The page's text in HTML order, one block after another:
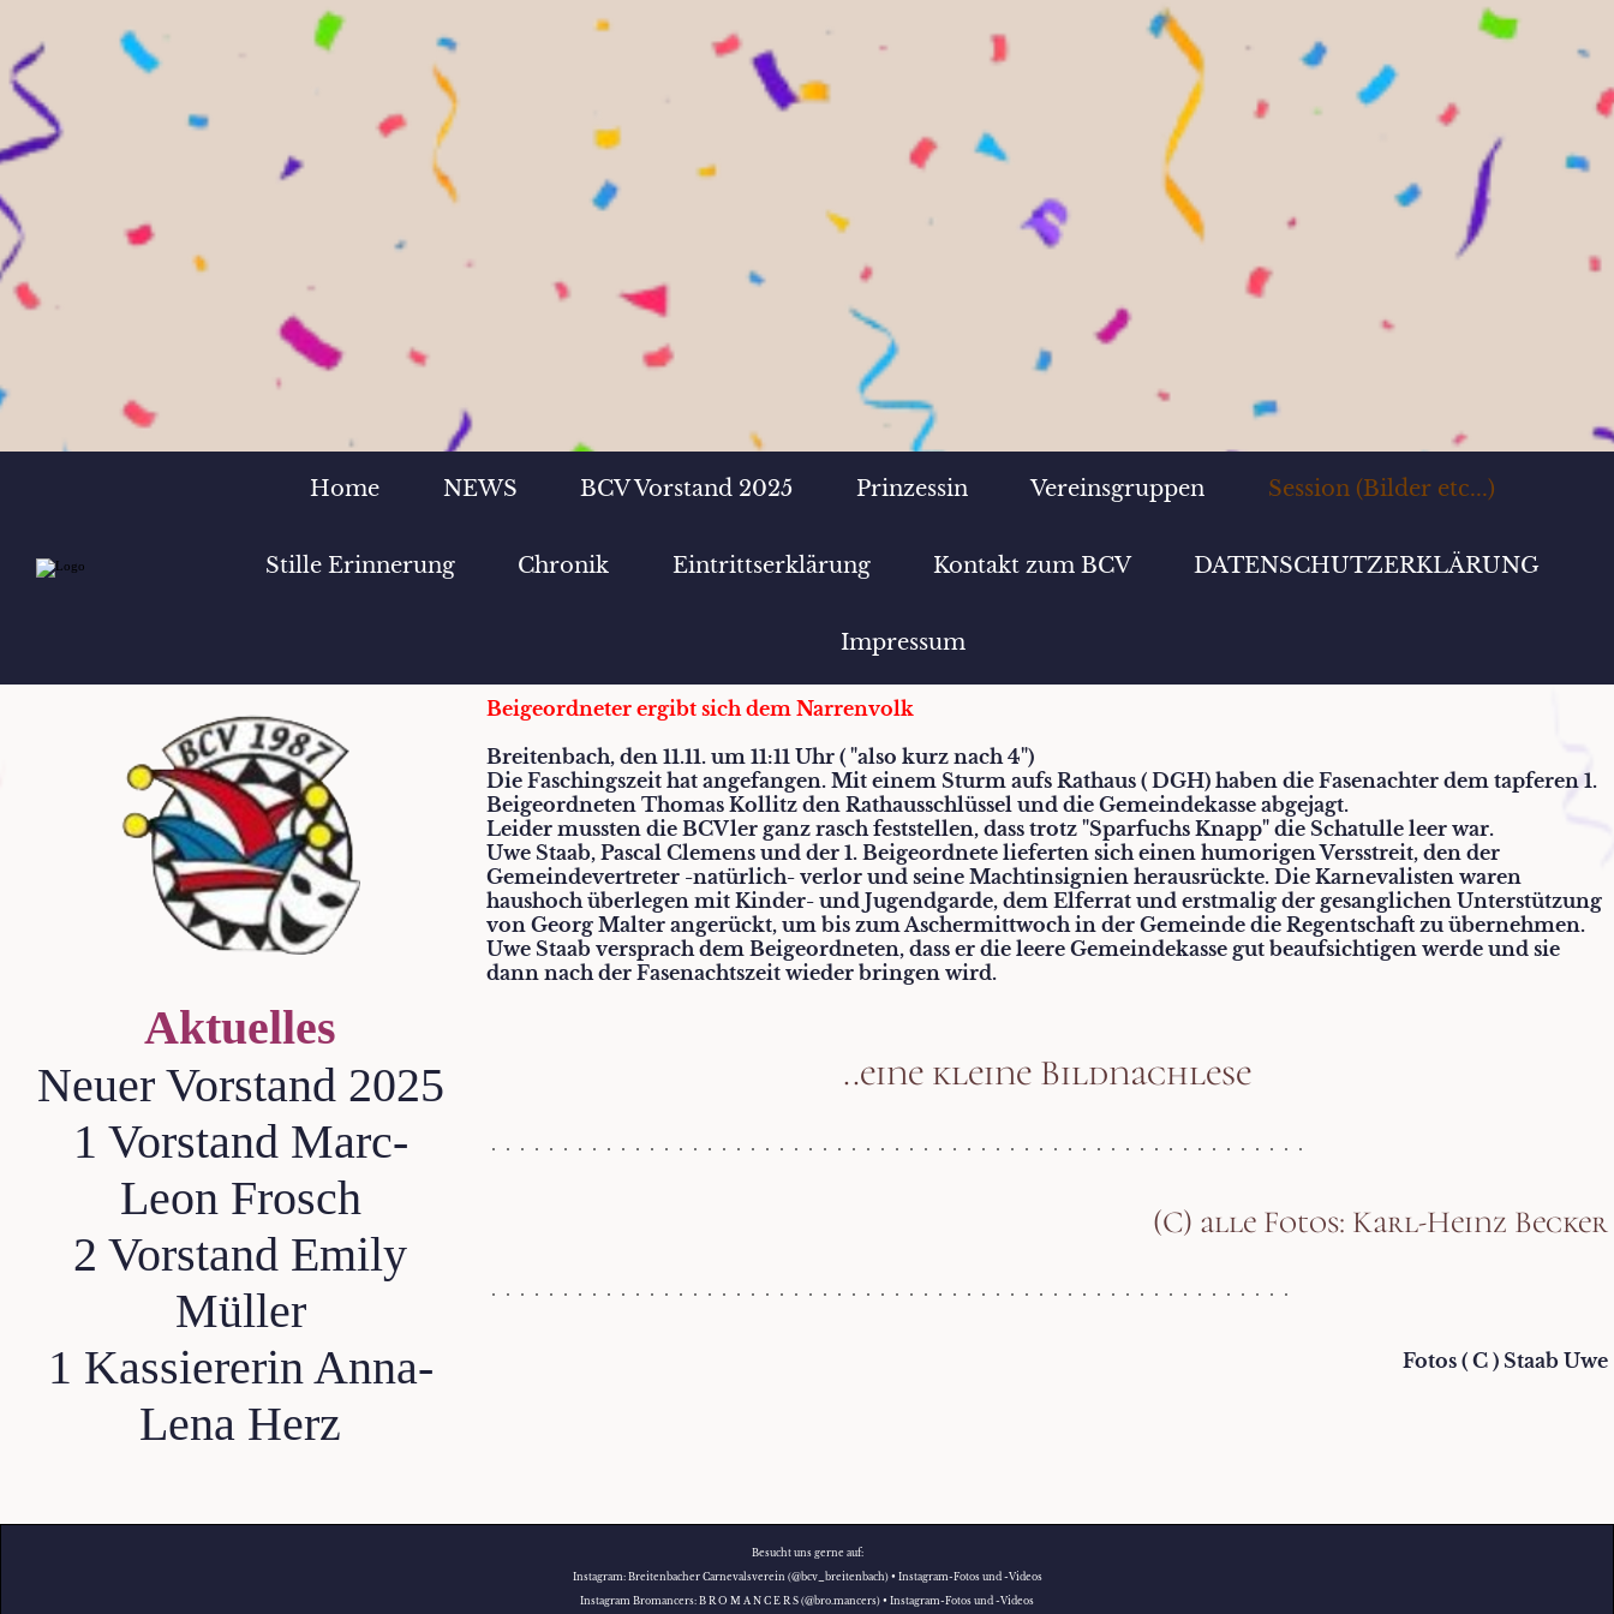
Home NEWS BCV Vorstand 2025 Prinzessin Vereinsgruppen Session (Bilder etc...)
Stille Erinnerung Chronik Eintrittserklärung Kontakt zum BCV DATENSCHUTZERKLÄRUNG
Impressum
Aktuelles
Neuer Vorstand 2025
1 Vorstand Marc-
Leon Frosch
2 Vorstand Emily
Müller
1 Kassiererin Anna-
Lena Herz
Beigeordneter ergibt sich dem Narrenvolk
Breitenbach, den 11.11. um 11:11 Uhr ( "also kurz nach 4")
Die Faschingszeit hat angefangen. Mit einem Sturm aufs Rathaus ( DGH) haben die Fasenachter dem tapferen 1.
Beigeordneten Thomas Kollitz den Rathausschlüssel und die Gemeindekasse abgejagt.
Leider mussten die BCVler ganz rasch feststellen, dass trotz "Sparfuchs Knapp" die Schatulle leer war.
Uwe Staab, Pascal Clemens und der 1. Beigeordnete lieferten sich einen humorigen Versstreit, den der
Gemeindevertreter -natürlich- verlor und seine Machtinsignien herausrückte. Die Karnevalisten waren
haushoch überlegen mit Kinder- und Jugendgarde, dem Elferrat und erstmalig der gesanglichen Unterstützung
von Georg Malter angerückt, um bis zum Aschermittwoch in der Gemeinde die Regentschaft zu übernehmen.
Uwe Staab versprach dem Beigeordneten, dass er die leere Gemeindekasse gut beaufsichtigen werde und sie
dann nach der Fasenachtszeit wieder bringen wird.
..eine kleine Bildnachlese
(C) alle Fotos: Karl-Heinz Becker
Fotos ( C ) Staab Uwe
Besucht uns gerne auf:
Instagram: Breitenbacher Carnevalsverein (@bcv_breitenbach) • Instagram-Fotos und -Videos
Instagram Bromancers: B R O M A N C E R S (@bro.mancers) • Instagram-Fotos und -Videos